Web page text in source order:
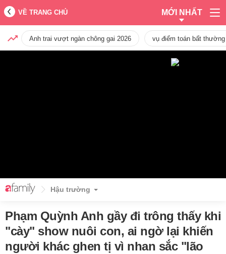
VỀ TRANG CHỦ MỚI NHẤT
Anh trai vượt ngàn chông gai 2026 vụ điểm toán bất
Hậu trường
Phạm Quỳnh Anh gầy đi trông thấy khi
"cày" show nuôi con, ai ngờ lại khiến
người khác ghen tị vì nhan sắc "lão